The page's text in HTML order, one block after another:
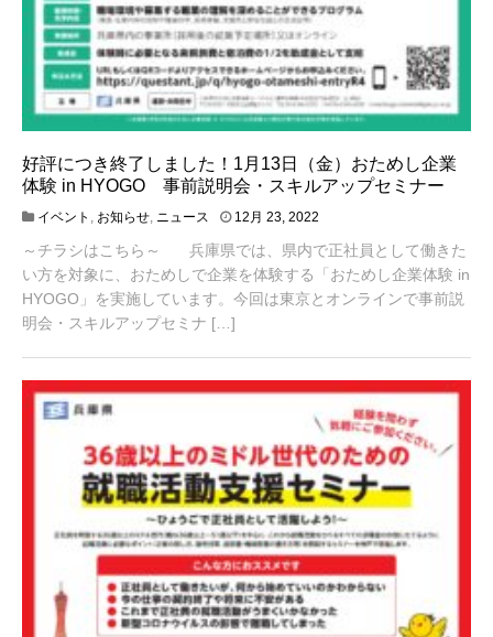
好評につき終了しました！1月13日（金）おためし企業
体験 in HYOGO 事前説明会・スキルアップセミナー
イベント , お知らせ, ニュース 12月 23, 2022
1
9
2
～チラシはこちら～ 兵庫県では、県内で正社員として働きた
い方を対象に、おためしで企業を体験する「おためし企業体験 in
HYOGO」を実施しています。今回は東京とオンラインで事前説
明会・スキルアップセミナ […]